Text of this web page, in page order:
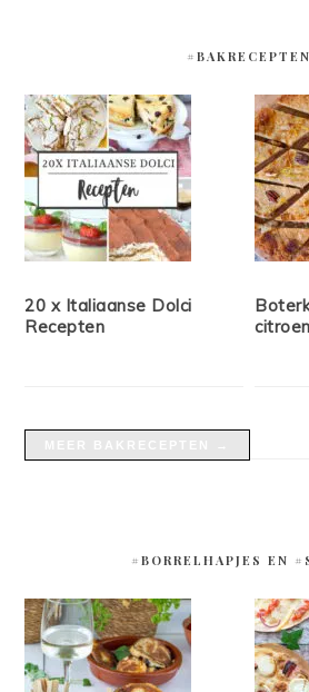
#BAKRECEPTEN
20 x Italiaanse Dolci
Recepten
citroen
#BORRELHAPJES EN